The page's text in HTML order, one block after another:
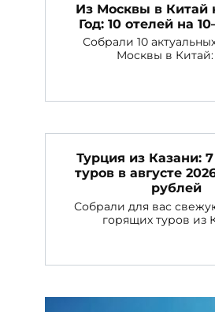
Из Москвы в Китай
Год: 10 отелей на
Собрали 10
Москвы в Китай:
Турция из Казани:
туров в августе
рублей
Собрали для вас
горящих туров из